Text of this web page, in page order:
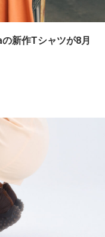
新作Tシャツが8月